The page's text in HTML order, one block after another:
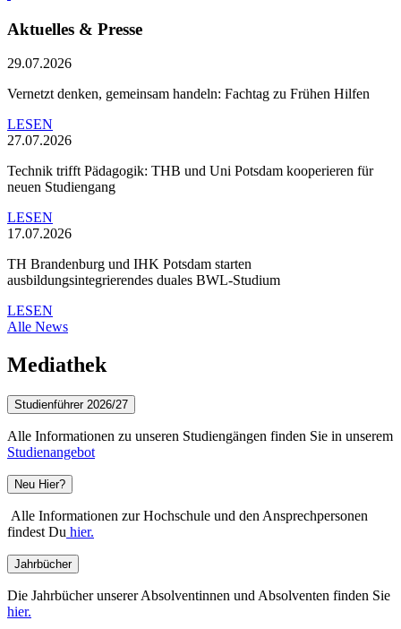
Aktuelles & Presse
29.07.2026
Vernetzt denken, gemeinsam handeln: Fachtag zu Frühen Hilfen
LESEN
27.07.2026
Technik trifft Pädagogik: THB und Uni Potsdam kooperieren für
neuen Studiengang
LESEN
17.07.2026
TH Brandenburg und IHK Potsdam starten
ausbildungsintegrierendes duales BWL-Studium
LESEN
Alle News
Mediathek
Studienführer 2026/27
Alle Informationen zu unseren Studiengängen finden Sie in unserem
Studienangebot
Neu Hier?
Alle Informationen zur Hochschule und den Ansprechpersonen
findest Du hier.
Jahrbücher
Die Jahrbücher unserer Absolventinnen und Absolventen finden Sie
hier.